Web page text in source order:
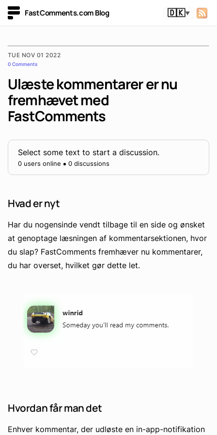
FastComments.com Blog 🇩🇰▼
TUE NOV 01 2022
0 Comments
Ulæste kommentarer er nu
fremhævet med
FastComments
Select some text to start a discussion.
0 users online 0 discussions
Hvad er nyt
Har du nogensinde vendt tilbage til en side og ønsket
at genoptage læsningen af kommentarsektionen, hvor
du slap? FastComments fremhæver nu kommentarer,
du har overset, hvilket gør dette let.
Hvordan får man det
Enhver kommentar, der udløste en in-app-notifikation